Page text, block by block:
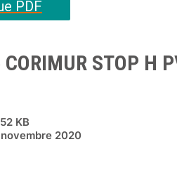
PDF
STOP H
KB
2020